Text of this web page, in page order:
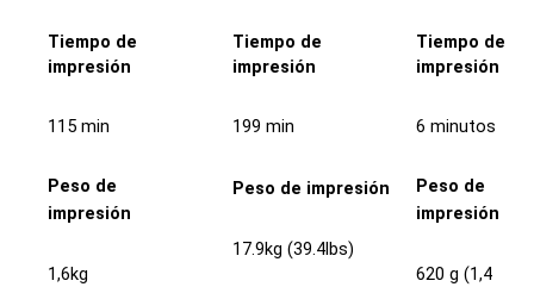
Tiempo de
impresión
115 min
Peso de
impresión
1,6kg
Tiempo de
impresión
199 min
Peso de impresión
17.9kg (39.4lbs)
Tiempo de
impresión
6 minutos
Peso de
impresión
620 g (1,4